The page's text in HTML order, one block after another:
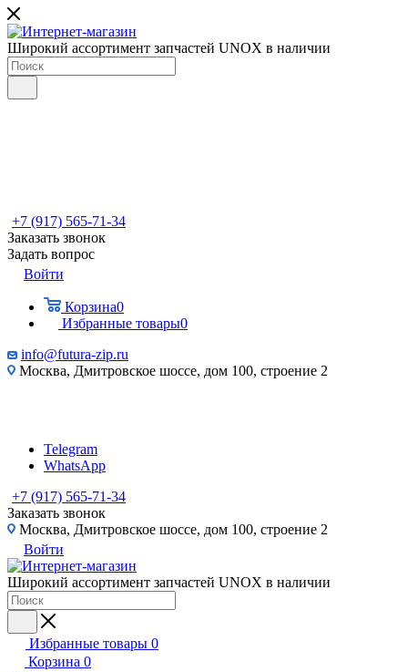
Широкий ассортимент запчастей UNOX в наличии
+7 (917) 565-71-34
Заказать звонок
Задать вопрос
Войти
Корзина0
Избранные товары0
info@futura-zip.ru
Москва, Дмитровское шоссе, дом 100, строение 2
Telegram
WhatsApp
+7 (917) 565-71-34
Заказать звонок
Москва, Дмитровское шоссе, дом 100, строение 2
Войти
Широкий ассортимент запчастей UNOX в наличии
Избранные товары 0
Корзина 0